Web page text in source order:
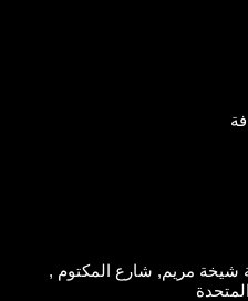
376014 بناية شيخة مريم, شارع المكتوم ,